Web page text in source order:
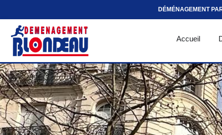
DÉMÉNAGEMENT
Accueil